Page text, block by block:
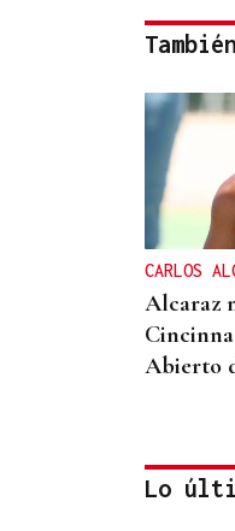
CARLOS
Alcaraz
Abierto
Lo